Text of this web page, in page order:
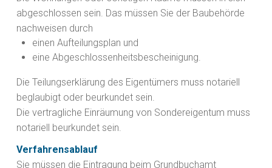
abgeschlossen sein. Das müssen Sie der Baubehörde
nachweisen durch
einen Aufteilungsplan und
eine Abgeschlossenheitsbescheinigung.
Die Teilungserklärung des Eigentümers muss notariell
beglaubigt oder beurkundet sein.
Die vertragliche Einräumung von Sondereigentum muss
notariell beurkundet sein.
Verfahrensablauf
Sie müssen die Eintragung beim Grundbuchamt